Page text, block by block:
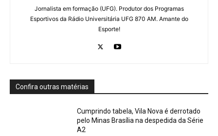
Jornalista em formação (UFG). Produtor dos Programas
Esportivos da Rádio Universitária UFG 870 AM. Amante do
Esporte!
Confira outras matérias
Cumprindo tabela, Vila Nova é derrotado
pelo Minas Brasília na despedida da Série
A2